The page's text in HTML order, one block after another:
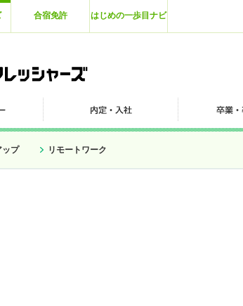
合宿免許 はじめの一歩目ナビ
ップ リモートワーク